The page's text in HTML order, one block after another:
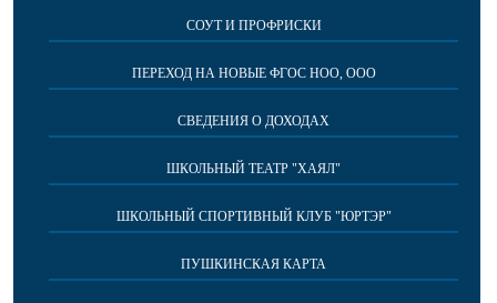
СОУТ И ПРОФРИСКИ
ПЕРЕХОД НА НОВЫЕ ФГОС НОО, ООО
СВЕДЕНИЯ О ДОХОДАХ
ШКОЛЬНЫЙ ТЕАТР "ХАЯЛ"
ШКОЛЬНЫЙ СПОРТИВНЫЙ КЛУБ "ЮРТЭР"
ПУШКИНСКАЯ КАРТА